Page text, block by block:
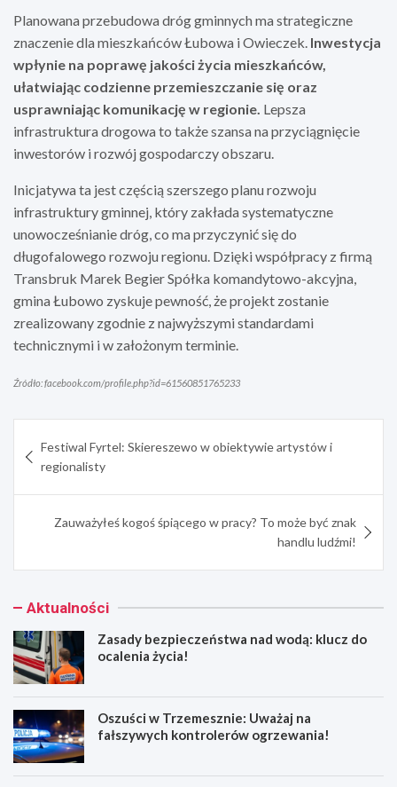
Planowana przebudowa dróg gminnych ma strategiczne
znaczenie dla mieszkańców Łubowa i Owieczek. Inwestycja
wpłynie na poprawę jakości życia mieszkańców,
ułatwiając codzienne przemieszczanie się oraz
usprawniając komunikację w regionie. Lepsza
infrastruktura drogowa to także szansa na przyciągnięcie
inwestorów i rozwój gospodarczy obszaru.
Inicjatywa ta jest częścią szerszego planu rozwoju
infrastruktury gminnej, który zakłada systematyczne
unowocześnianie dróg, co ma przyczynić się do
długofalowego rozwoju regionu. Dzięki współpracy z firmą
Transbruk Marek Begier Spółka komandytowo-akcyjna,
gmina Łubowo zyskuje pewność, że projekt zostanie
zrealizowany zgodnie z najwyższymi standardami
technicznymi i w założonym terminie.
Źródło: facebook.com/profile.php?id=61560851765233
wpisu
Festiwal Fyrtel: Skiereszewo w obiektywie artystów i
regionalisty
Zauważyłeś kogoś śpiącego w pracy? To może być znak
handlu ludźmi!
Aktualności
Zasady bezpieczeństwa nad wodą: klucz do
ocalenia życia!
Oszuści w Trzemesznie: Uważaj na
fałszywych kontrolerów ogrzewania!